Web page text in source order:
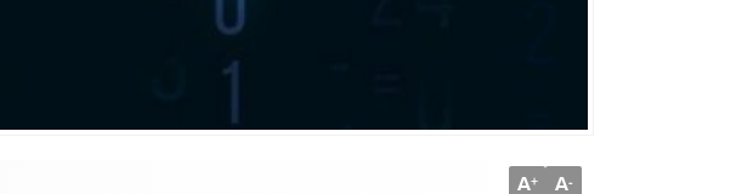
A+ A-